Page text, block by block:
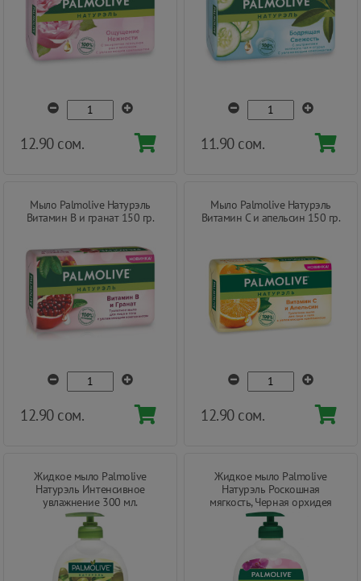
12.90 сом. 11.90 сом.
Мыло Palmolive Натурэль
Витамин В и гранат 150 гр.
12.90 сом.
Мыло Palmolive Натурэль
Витамин С и апельсин 150 гр.
12.90 сом.
Жидкое мыло Palmolive
Натурэль Интенсивное
увлажнение 300 мл.
Жидкое мыло Palmolive
Натурэль Роскошная
мягкость, Черная орхидея
300 мл.